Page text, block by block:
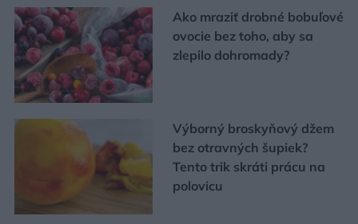
Ako mraziť drobné bobuľové
ovocie bez toho, aby sa
zlepilo dohromady?
Výborný broskyňový džem
bez otravných šupiek?
Tento trik skráti prácu na
polovicu